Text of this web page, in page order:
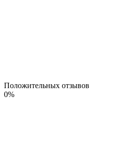
Положительных отзывов
0%